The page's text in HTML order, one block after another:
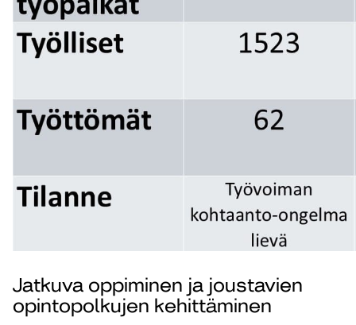
Jatkuva oppiminen ja joustavien
opintopolkujen kehittäminen